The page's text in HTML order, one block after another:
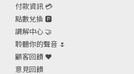
付款資訊 💳
點數兌換 🅿️
調解中心 🤝
聆聽你的聲音 🌷
顧客回饋 ❤️
意見回饋